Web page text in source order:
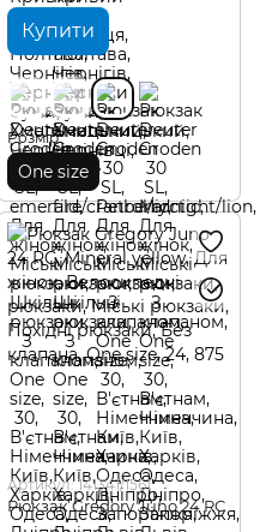
Купити
Розмір
One size
Артикул: 141341/1561
Рюкзак Gregory Juno 24 RC